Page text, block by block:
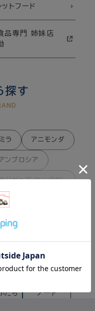
ットフード
品専門 姉妹店
探す
ラ アニモンダ
アンブロシア
リピュア コンパクト
和コーポレーション
フセラ
ソウルメイト
保健食品
ラム
たち
ノート